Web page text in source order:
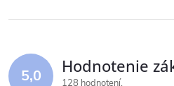
l
d 5,0 Hodnotenie
128 hodnotení